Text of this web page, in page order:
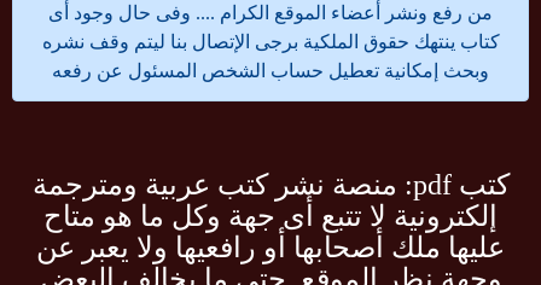
من رفع ونشر أعضاء الموقع الكرام .... وفى حال وجود أى
كتاب ينتهك حقوق الملكية برجى الإتصال بنا ليتم وقف نشره
وبحث إمكانية تعطيل حساب الشخص المسئول عن رفعه
كتب pdf: منصة نشر كتب عربية ومترجمة
إلكترونية لا تتبع أى جهة وكل ما هو متاح
عليها ملك أصحابها أو رافعيها ولا يعبر عن
وجهة نظر الموقع. حتى ما يخالف البعض